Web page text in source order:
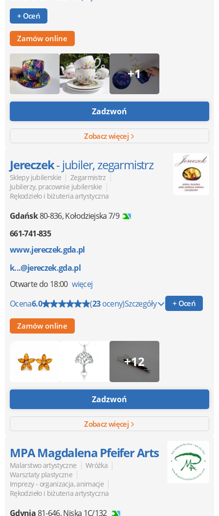
+ Oceń
Zamów online
+1
Zadzwoń
Zobacz więcej
Jereczek- jubiler, zegarmistrz
Sklepy jubilerskie | Zegarmistrz |
Jubilerzy, pracownie jubilerskie |
Rękodzieło i biżuteria artystyczna
Gdańsk80-836,Kołodziejska 7/9
661-741-835
www.jereczek.gda.pl
k...@jereczek.gda.pl
Otwartedo 18:00 więcej
Ocena6.0 (23oceny)Szczegóły + Oceń
Zamów online
+12
Zadzwoń
Zobacz więcej
MPA Magdalena Pfeifer Arts
Malarstwo artystyczne | Wróżka |
Warsztaty plastyczne |
Imprezy - organizacja, animacje |
Rękodzieło i biżuteria artystyczna
Gdynia81-646,Niska 1C/132